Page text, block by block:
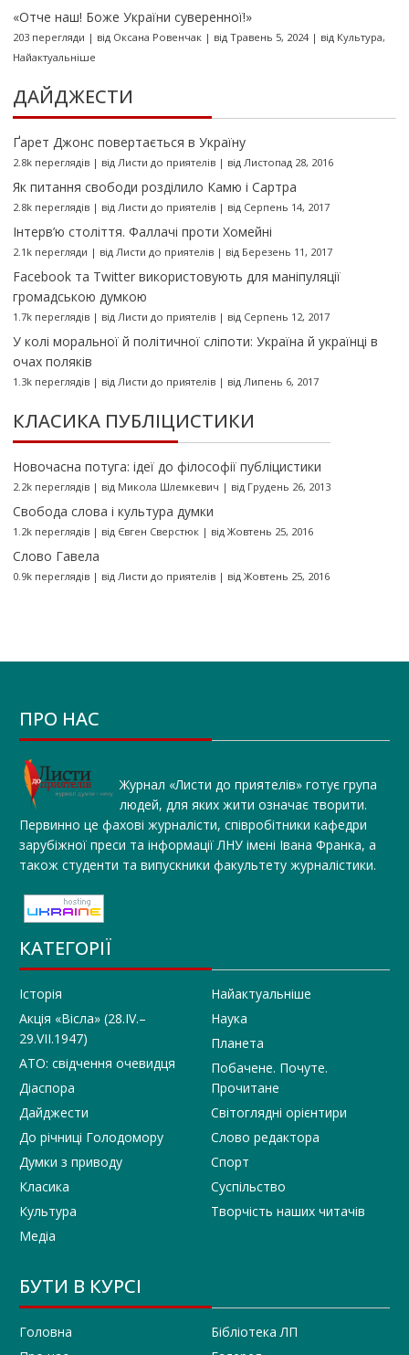
«Отче наш! Боже України суверенної!»
203 перегляди | від Оксана Ровенчак| від Травень 5, 2024| від Культура,
Найактуальніше
ДАЙДЖЕСТИ
Ґарет Джонс повертається в Україну
2.8k переглядів| від Листи до приятелів| від Листопад 28, 2016
Як питання свободи розділило Камю і Сартра
2.8k переглядів| від Листи до приятелів| від Серпень 14, 2017
Інтерв’ю століття. Фаллачі проти Хомейні
2.1k перегляди | від Листи до приятелів| від Березень 11, 2017
Facebook та Twitter використовують для маніпуляції
громадською думкою
1.7k переглядів| від Листи до приятелів| від Серпень 12, 2017
У колі моральної й політичної сліпоти: Україна й українці в
очах поляків
1.3k переглядів| від Листи до приятелів| від Липень 6, 2017
КЛАСИКА ПУБЛІЦИСТИКИ
Новочасна потуга: ідеї до філософії публіцистики
2.2k переглядів| від Микола Шлемкевич | від Грудень 26, 2013
Свобода слова і культура думки
1.2k переглядів| від Євген Сверстюк| від Жовтень 25, 2016
Слово Гавела
0.9k переглядів| від Листи до приятелів| від Жовтень 25, 2016
ПРО НАС
Журнал «Листи до приятелів» готує група
людей, для яких жити означає творити.
Первинно це фахові журналісти, співробітники кафедри
зарубіжної преси та інформації ЛНУ імені Івана Франка, а
також студенти та випускники факультету журналістики.
КАТЕГОРІЇ
Історія
Акція «Вісла» (28.IV.–
29.VII.1947)
АТО: свідчення очевидця
Діаспора
Дайджести
До річниці Голодомору
Думки з приводу
Класика
Культура
Медіа
Найактуальніше
Наука
Планета
Побачене. Почуте.
Прочитане
Світоглядні орієнтири
Слово редактора
Спорт
Суспільство
Творчість наших читачів
БУТИ В КУРСІ
Головна
Бібліотека ЛП